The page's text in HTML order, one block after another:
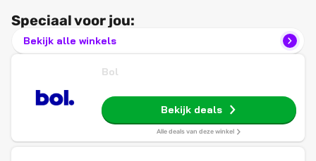
Speciaal voor jou:
Bekijk alle winkels
Bol
Bekijk deals
Alle deals van deze winkel